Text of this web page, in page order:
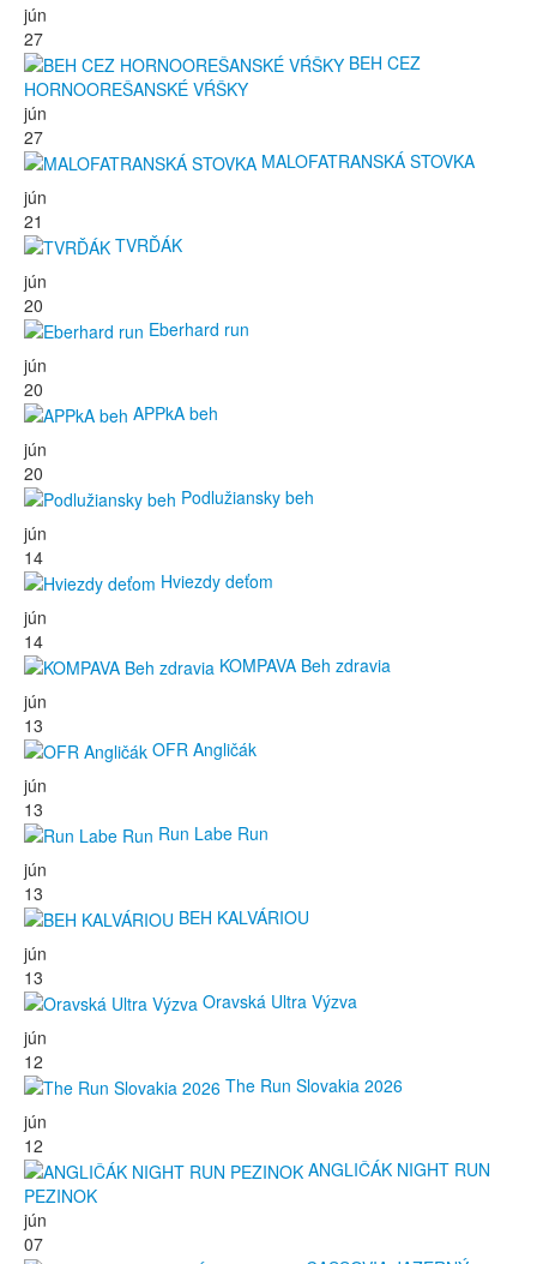
jún
27
BEH CEZ
HORNOOREŠANSKÉ VŔŠKY
jún
27
MALOFATRANSKÁ STOVKA
jún
21
TVRĎÁK
jún
20
Eberhard run
jún
20
APPkA beh
jún
20
Podlužiansky beh
jún
14
Hviezdy deťom
jún
14
KOMPAVA Beh zdravia
jún
13
OFR Angličák
jún
13
Run Labe Run
jún
13
BEH KALVÁRIOU
jún
13
Oravská Ultra Výzva
jún
12
The Run Slovakia 2026
jún
12
ANGLIČÁK NIGHT RUN
PEZINOK
jún
07